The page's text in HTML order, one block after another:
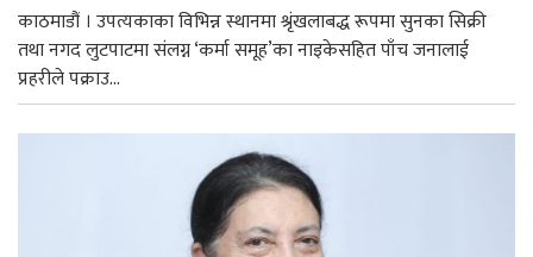
काठमाडौं । उपत्यकाका विभिन्न स्थानमा श्रृंखलाबद्ध रूपमा सुनका सिक्री
तथा नगद लुटपाटमा संलग्न ‘कर्मा समूह’का नाइकेसहित पाँच जनालाई
प्रहरीले पक्राउ...